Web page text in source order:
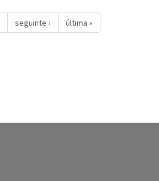
seguinte › última »